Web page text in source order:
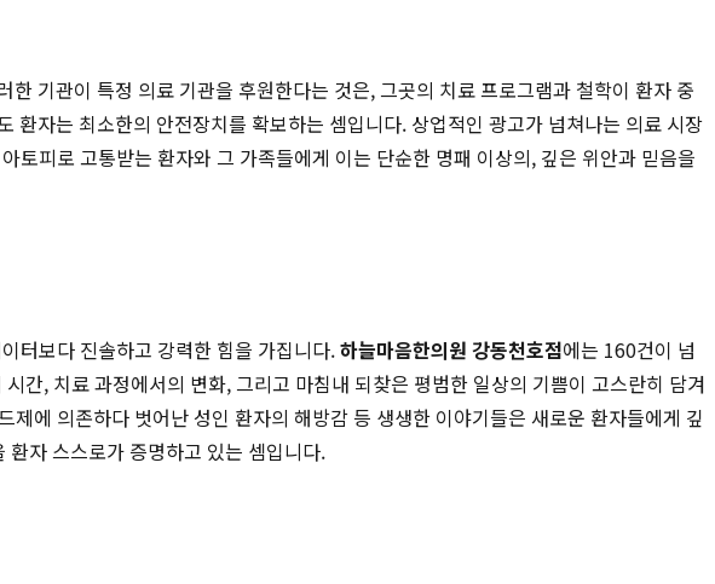
기관이 특정 의료 기관을 후원한다는 것은, 그곳의 치료 프로그램과 철학이 환자 중
환자는 최소한의 안전장치를 확보하는 셈입니다. 상업적인 광고가 넘쳐나는 의료 시장
피로 고통받는 환자와 그 가족들에게 이는 단순한 명패 이상의, 깊은 위안과 믿음을
터보다 진솔하고 강력한 힘을 가집니다.하늘마음한의원 강동천호점에는 160건이 넘
간, 치료 과정에서의 변화, 그리고 마침내 되찾은 평범한 일상의 기쁨이 고스란히 담겨
에 의존하다 벗어난 성인 환자의 해방감 등 생생한 이야기들은 새로운 환자들에게 깊
환자 스스로가 증명하고 있는 셈입니다.